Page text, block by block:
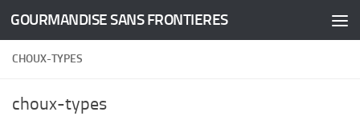
Skip to content
GOURMANDISE SANS FRONTIERES
CHOUX-TYPES
choux-types